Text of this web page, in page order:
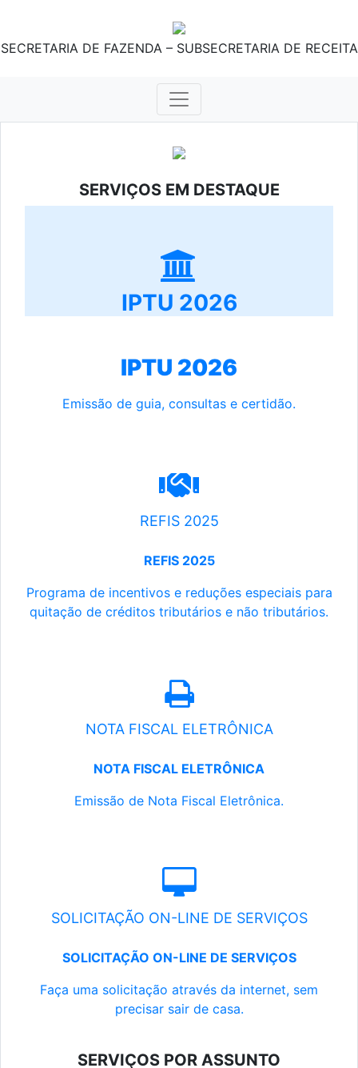
SECRETARIA DE FAZENDA – SUBSECRETARIA DE RECEITA
SERVIÇOS EM DESTAQUE
IPTU 2026
IPTU 2026
Emissão de guia, consultas e certidão.
REFIS 2025
REFIS 2025
Programa de incentivos e reduções especiais para
quitação de créditos tributários e não tributários.
NOTA FISCAL ELETRÔNICA
NOTA FISCAL ELETRÔNICA
Emissão de Nota Fiscal Eletrônica.
SOLICITAÇÃO ON-LINE DE SERVIÇOS
SOLICITAÇÃO ON-LINE DE SERVIÇOS
Faça uma solicitação através da internet, sem
precisar sair de casa.
SERVIÇOS POR ASSUNTO